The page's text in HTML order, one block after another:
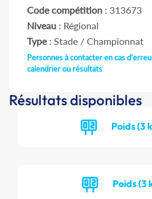
Code compétition : 313673
Niveau : Régional
Type: Stade / Championnat
Personnes à contacter en cas
calendrier ou résultats
Résultats disponibles
Poids (3
Poids (3